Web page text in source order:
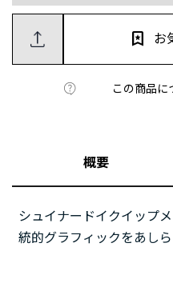
この商品に
お
概要
シュイナードイクイップ
統的グラフィックをあし